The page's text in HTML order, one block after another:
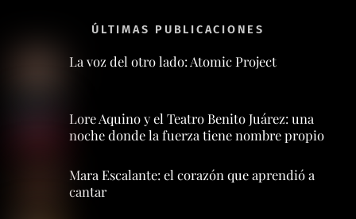
ÚLTIMAS PUBLICACIONES
La voz del otro lado: Atomic Project
Lore Aquino y el Teatro Benito Juárez: una
noche donde la fuerza tiene nombre propio
Mara Escalante: el corazón que aprendió a
cantar